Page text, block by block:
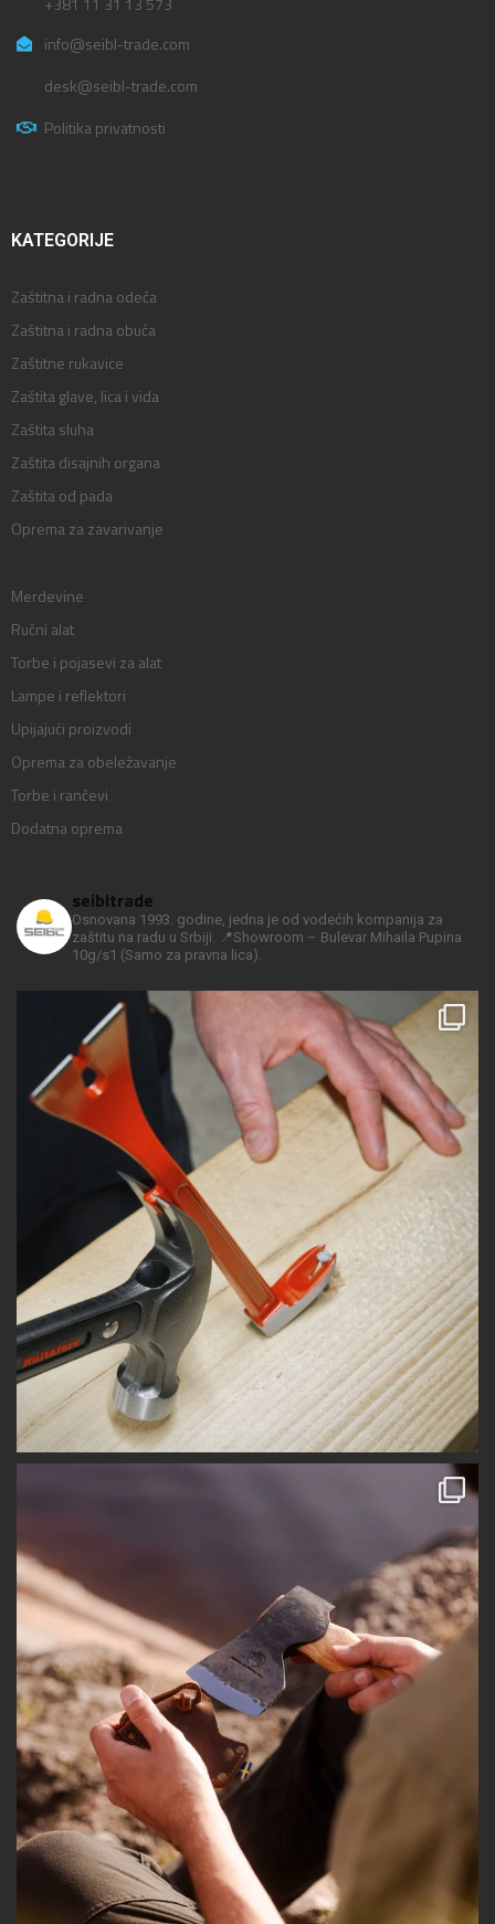
info@seibl-trade.com
desk@seibl-trade.com
Politika privatnosti
KATEGORIJE
Zaštitna i radna odeća
Zaštitna i radna obuća
Zaštitne rukavice
Zaštita glave, lica i vida
Zaštita sluha
Zaštita disajnih organa
Zaštita od pada
Oprema za zavarivanje
Merdevine
Ručni alat
Torbe i pojasevi za alat
Lampe i reflektori
Upijajući proizvodi
Oprema za obeležavanje
Torbe i rančevi
Dodatna oprema
seibltrade
Osnovana 1993. godine, jedna je od vodećih kompanija za
zaštitu na radu u Srbiji.
📍Showroom – Bulevar Mihaila Pupina
10g/s1 (Samo za pravna lica).